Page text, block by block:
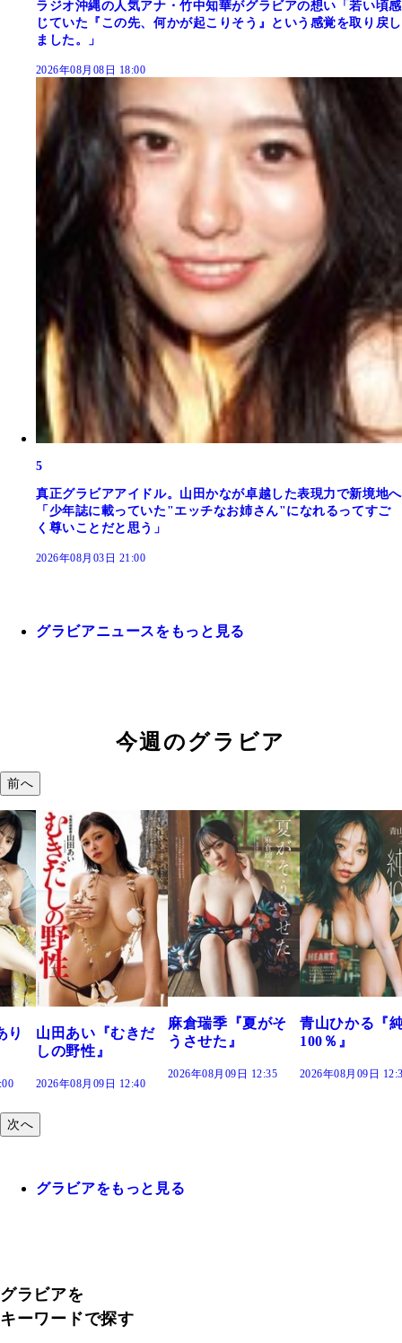
ラジオ沖縄の人気アナ・竹中知華がグラビアの想い「若い頃感
じていた『この先、何かが起こりそう』という感覚を取り戻し
ました。」
2026年08月08日 18:00
5
真正グラビアアイドル。山田かなが卓越した表現力で新境地へ
「少年誌に載っていた"エッチなお姉さん"になれるってすご
く尊いことだと思う」
2026年08月03日 21:00
グラビアニュースをもっと見る
今週のグラビア
前へ
だ
麻倉瑞季『夏がそ
うさせた』
青山ひかる『純度
100％』
2026年08月09日 12:30
溝端 葵『もう
つの、あおい
で。』
2026年08月09日
次へ
グラビアをもっと見る
グラビアを
キーワードで探す